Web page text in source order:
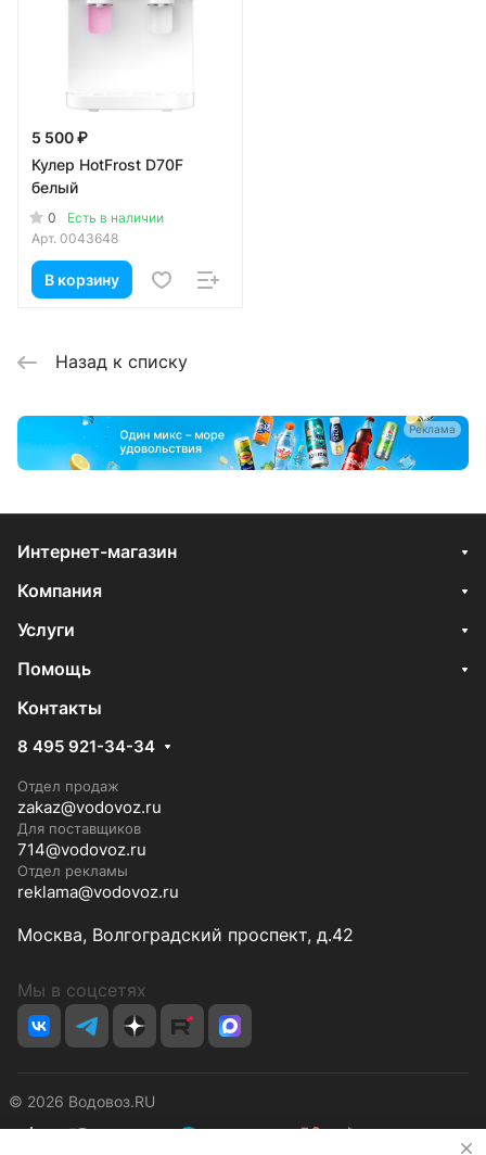
5 500 ₽
Кулер HotFrost D70F
белый
0
Есть в наличии
Арт. 0043648
В корзину
Назад к списку
Реклама
Интернет-магазин
Компания
Услуги
Помощь
Контакты
8 495 921-34-34
Отдел продаж
zakaz@vodovoz.ru
Для поставщиков
714@vodovoz.ru
Отдел рекламы
reklama@vodovoz.ru
Москва, Волгоградский проспект, д.42
Мы в соцсетях
© 2026 Водовоз.RU